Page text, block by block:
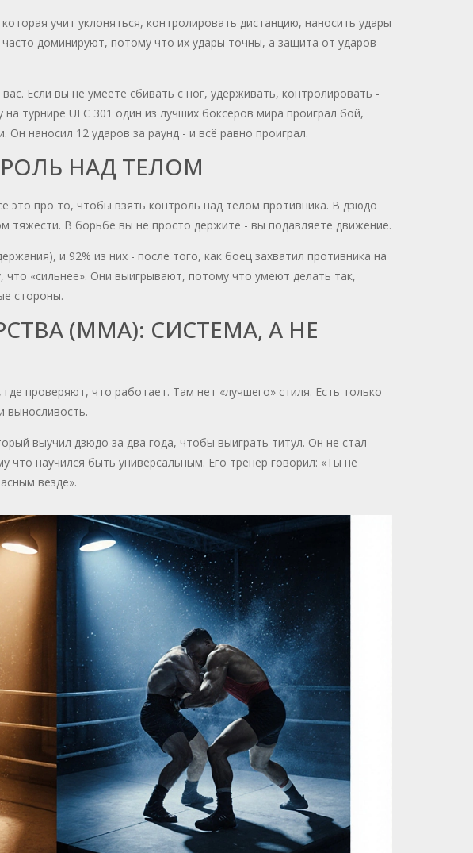
учит уклоняться, контролировать дистанцию, наносить удары
доминируют, потому что их удары точны, а защита от ударов -
Если вы не умеете сбивать с ног, удерживать, контролировать -
турнире UFC 301 один из лучших боксёров мира проиграл бой,
Он наносил 12 ударов за раунд - и всё равно проиграл.
НАД ТЕЛОМ
это про то, чтобы взять контроль над телом противника. В дзюдо
тяжести. В борьбе вы не просто держите - вы подавляете движение.
и 92% из них - после того, как боец захватил противника на
«сильнее». Они выигрывают, потому что умеют делать так,
стороны.
(MMA): СИСТЕМА, А НЕ
проверяют, что работает. Там нет «лучшего» стиля. Есть только
выносливость.
выучил дзюдо за два года, чтобы выиграть титул. Он не стал
научился быть универсальным. Его тренер говорил: «Ты не
везде».